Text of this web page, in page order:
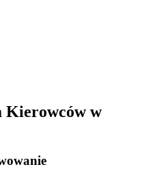
Kierowców w